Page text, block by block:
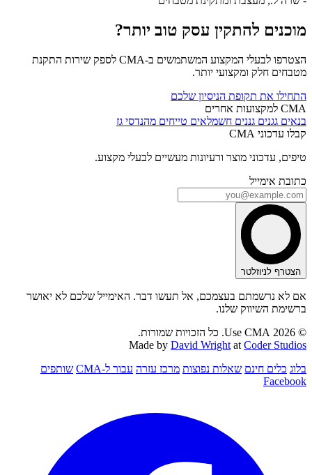
מוכנים להתקין עסק טוב יותר?
הצטרפו לבעלי המקצוע המשתמשים ב-CMA לספק שירות התקנת
מטבחים חלק ומקצועי יותר.
התחילו את תקופת הניסיון שלכם
CMA למקצועות אחרים
בנאים גגנים גננים חשמלאים טייחים מהנדסי גז
קבלו עדכוני CMA
טיפים, עדכוני מוצר ורעיונות מעשיים לבעלי מקצוע.
כתובת אימייל
הצטרף לניוזלטר
אם לא נרשמתם בעצמכם, אל תעשו דבר. האימייל שלכם לא יאושר
ברשימת השיווק שלנו.
© 2026 Use CMA. כל הזכויות שמורות.
Made by David Wright at Coder Studios
בלוג כלים חינם שאלות נפוצות מרכז עזרה עבור ל-CMA
שותפים
Facebook